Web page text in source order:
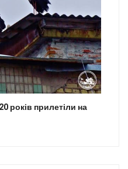
років прилетіли на